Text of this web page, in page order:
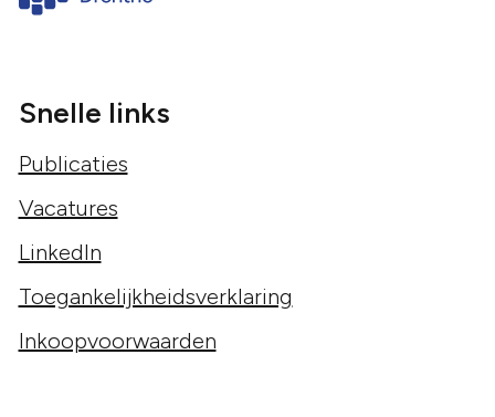
Snelle links
Publicaties
Vacatures
LinkedIn
Toegankelijkheidsverklaring
Inkoopvoorwaarden